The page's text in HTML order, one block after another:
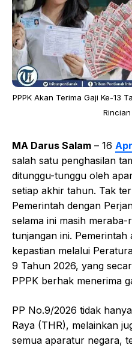
PPPK Akan Terima Gaji Ke-13
MA Darus Salam – 16
salah satu penghasilan
ditunggu-tunggu oleh
setiap akhir tahun. Tak
Pemerintah dengan
selama ini masih
tunjangan ini.
kepastian melalui
9 Tahun 2026, yang
PPPK berhak menerima
PP No.9/2026 tidak
Raya (THR), melainkan
semua aparatur negara,